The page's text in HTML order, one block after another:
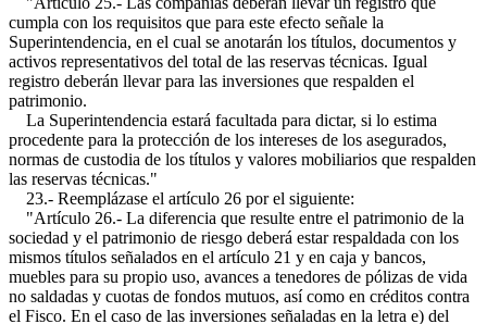
cumpla con los requisitos que para este efecto señale la
Superintendencia, en el cual se anotarán los títulos, documentos y
activos representativos del total de las reservas técnicas. Igual
registro deberán llevar para las inversiones que respalden el
patrimonio.
La Superintendencia estará facultada para dictar, si lo estima
procedente para la protección de los intereses de los asegurados,
normas de custodia de los títulos y valores mobiliarios que respalden
las reservas técnicas."
23.- Reemplázase el artículo 26 por el siguiente:
"Artículo 26.- La diferencia que resulte entre el patrimonio de la
sociedad y el patrimonio de riesgo deberá estar respaldada con los
mismos títulos señalados en el artículo 21 y en caja y bancos,
muebles para su propio uso, avances a tenedores de pólizas de vida
no saldadas y cuotas de fondos mutuos, así como en créditos contra
el Fisco. En el caso de las inversiones señaladas en la letra e) del